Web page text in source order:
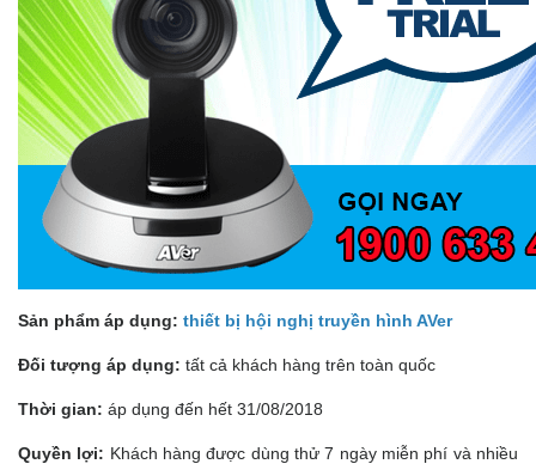
Sản phẩm áp dụng: thiết bị hội nghị truyền hình AVer
Đối tượng áp dụng: tất cả khách hàng trên toàn quốc
Thời gian: áp dụng đến hết 31/08/2018
Quyền lợi: Khách hàng được dùng thử 7 ngày miễn phí và nhiều